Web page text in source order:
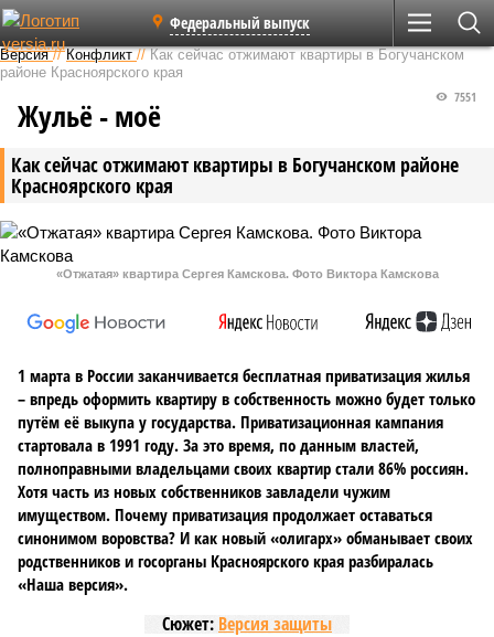
Федеральный выпуск
Версия //Конфликт //Как сейчас отжимают квартиры в Богучанском
районе Красноярского края
Как сейчас отжимают квартиры в Богучанском районе
Красноярского края
7551
Жульё - моё
«Отжатая» квартира Сергея Камскова. Фото Виктора Камскова
1 марта в России заканчивается бесплатная приватизация жилья
– впредь оформить квартиру в собственность можно будет только
путём её выкупа у государства. Приватизационная кампания
стартовала в 1991 году. За это время, по данным властей,
полноправными владельцами своих квартир стали 86% россиян.
Хотя часть из новых собственников завладели чужим
имуществом. Почему приватизация продолжает оставаться
синонимом воровства? И как новый «олигарх» обманывает своих
родственников и госорганы Красноярского края разбиралась
«Наша версия».
Сюжет: Версия защиты